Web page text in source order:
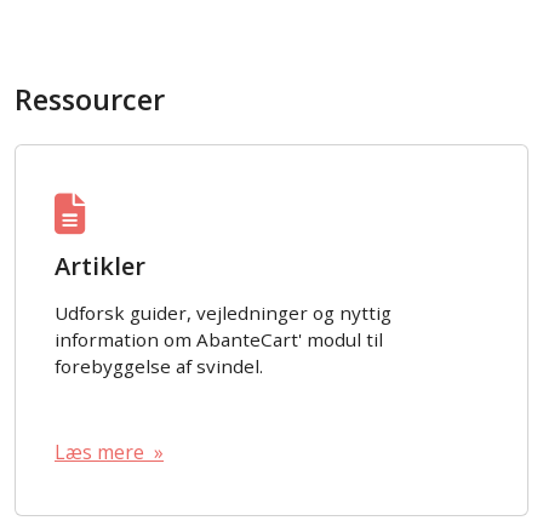
Ressourcer
Artikler
Udforsk guider, vejledninger og nyttig
information om AbanteCart' modul til
forebyggelse af svindel.
Læs mere »